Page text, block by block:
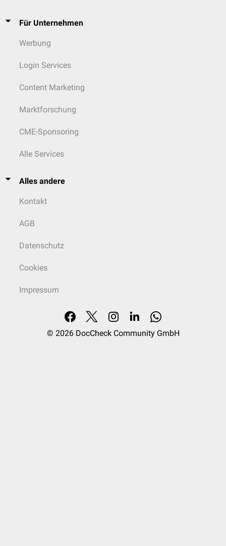
Für Unternehmen
Werbung
Login Services
Content Marketing
Marktforschung
CME-Sponsoring
Alle Services
Alles andere
Kontakt
AGB
Datenschutz
Cookies
Impressum
© 2026 DocCheck Community GmbH